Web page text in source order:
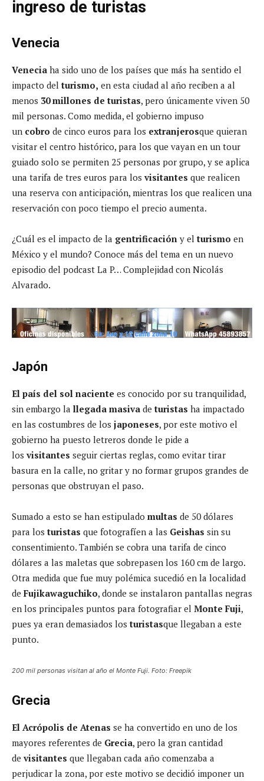
ingreso de turistas
Venecia
Venecia ha sido uno de los países que más ha sentido el
impacto delturismo, en esta ciudad al año reciben a al
menos 30 millones de turistas, pero únicamente viven 50
mil personas. Como medida, el gobierno impuso
un cobro de cinco euros para los extranjerosque quieran
visitar el centro histórico, para los que vayan en un tour
guiado solo se permiten 25 personas por grupo, y se aplica
una tarifa de tres euros para los visitantes que realicen
una reserva con anticipación, mientras los que realicen una
reservación con poco tiempo el precio aumenta.
¿Cuál es el impacto de la gentrificación y el turismo en
México y el mundo? Conoce más del tema en un nuevo
episodio del podcast La P… Complejidad con Nicolás
Alvarado.
Japón
El país del sol naciente es conocido por su tranquilidad,
sin embargo la llegada masiva deturistas ha impactado
en las costumbres de los japoneses, por este motivo el
gobierno ha puesto letreros donde le pide a
los visitantes seguir ciertas reglas, como evitar tirar
basura en la calle, no gritar y no formar grupos grandes de
personas que obstruyan el paso.
Sumado a esto se han estipulado multas de 50 dólares
para losturistas que fotografíen a las Geishas sin su
consentimiento. También se cobra una tarifa de cinco
dólares a las maletas que sobrepasen los 160 cm de largo.
Otra medida que fue muy polémica sucedió en la localidad
de Fujikawaguchiko, donde se instalaron pantallas negras
en los principales puntos para fotografiar el Monte Fuji,
pues ya eran demasiados losturistasque llegaban a este
punto.
200 mil personas visitan al año el Monte Fuji. Foto: Freepik
Grecia
El Acrópolis de Atenas se ha convertido en uno de los
mayores referentes de Grecia, pero la gran cantidad
de visitantes que llegaban cada año comenzaba a
perjudicar la zona, por este motivo se decidió imponer un